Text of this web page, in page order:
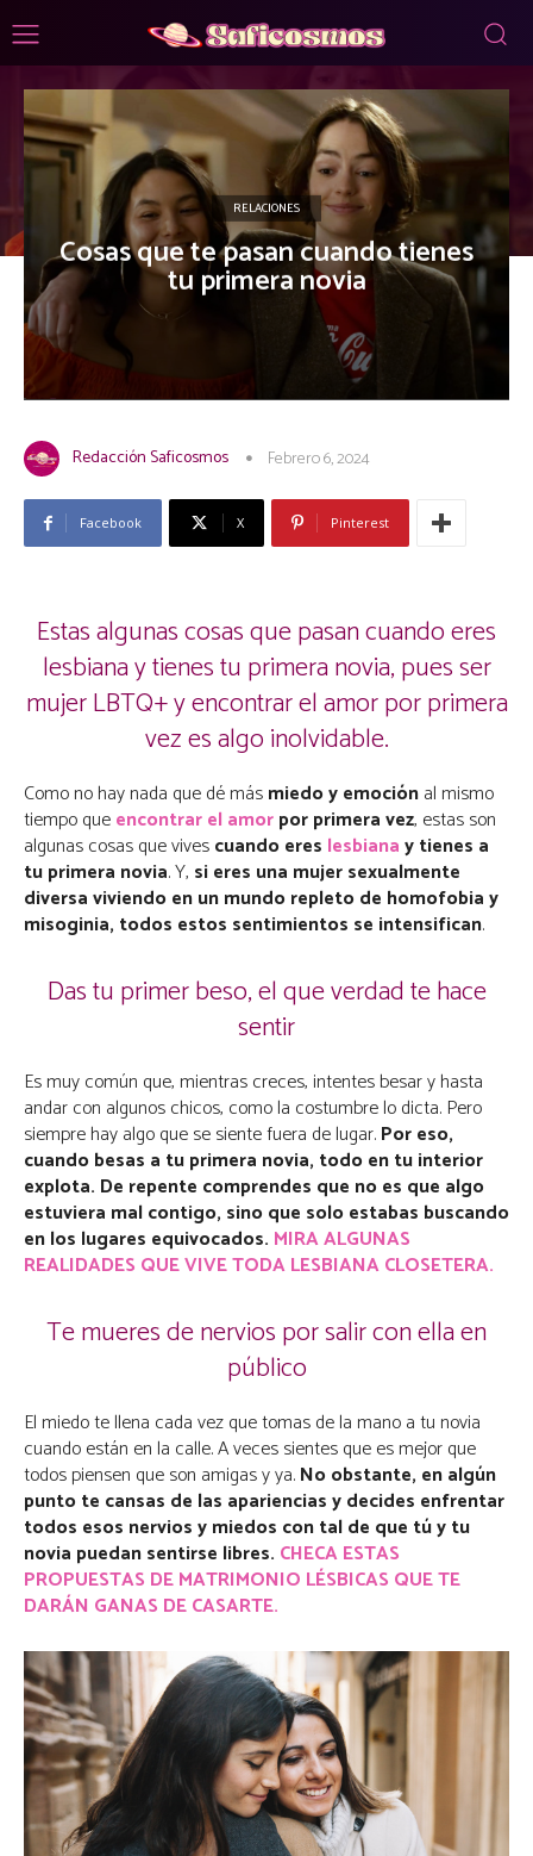
RELACIONES
Cosas que te pasan cuando tienes
tu primera novia
Redacción Saficosmos Febrero 6, 2024
Facebook X Pinterest
Estas algunas cosas que pasan cuando eres
lesbiana y tienes tu primera novia, pues ser
mujer LBTQ+ y encontrar el amor por primera
vez es algo inolvidable.
Como no hay nada que dé másmiedo y emociónal mismo
tiempo queencontrar el amorpor primera vez, estas son
algunas cosas que vivescuando eres lesbianay tienes a
tu primera novia. Y, si eres una mujer sexualmente
diversa viviendo en un mundo repleto de homofobia y
misoginia, todos estos sentimientos se intensifican.
Das tu primer beso, el que verdad te hace
sentir
Es muy común que, mientras creces, intentes besar y hasta
andar con algunos chicos, como la costumbre lo dicta. Pero
siempre hay algo que se siente fuera de lugar.Por eso,
cuando besas a tu primera novia, todo en tu interior
explota. De repente comprendes que no es que algo
estuviera mal contigo, sino que solo estabas buscando
en los lugares equivocados. MIRA ALGUNAS
REALIDADES QUE VIVE TODA LESBIANA CLOSETERA.
Te mueres de nervios por salir con ella en
público
El miedo te llena cada vez que tomas de la mano a tu novia
cuando están en la calle. A veces sientes que es mejor que
todos piensen que son amigas y ya.No obstante, en algún
punto te cansas de las apariencias y decides enfrentar
todos esos nervios y miedos con tal de que tú y tu
novia puedan sentirse libres. CHECA ESTAS
PROPUESTAS DE MATRIMONIO LÉSBICAS QUE TE
DARÁN GANAS DE CASARTE.